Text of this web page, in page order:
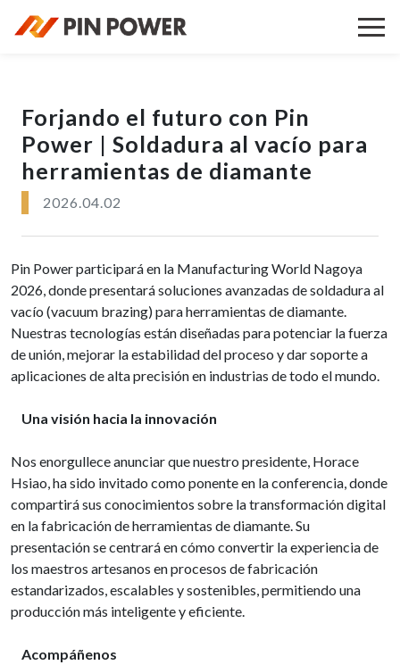
Forjando el futuro con Pin
Power | Soldadura al vacío para
herramientas de diamante
2026.04.02
Pin Power participará en la Manufacturing World Nagoya
2026, donde presentará soluciones avanzadas de soldadura al
vacío (vacuum brazing) para herramientas de diamante.
Nuestras tecnologías están diseñadas para potenciar la fuerza
de unión, mejorar la estabilidad del proceso y dar soporte a
aplicaciones de alta precisión en industrias de todo el mundo.
Una visión hacia la innovación
Nos enorgullece anunciar que nuestro presidente, Horace
Hsiao, ha sido invitado como ponente en la conferencia, donde
compartirá sus conocimientos sobre la transformación digital
en la fabricación de herramientas de diamante. Su
presentación se centrará en cómo convertir la experiencia de
los maestros artesanos en procesos de fabricación
estandarizados, escalables y sostenibles, permitiendo una
producción más inteligente y eficiente.
Acompáñenos